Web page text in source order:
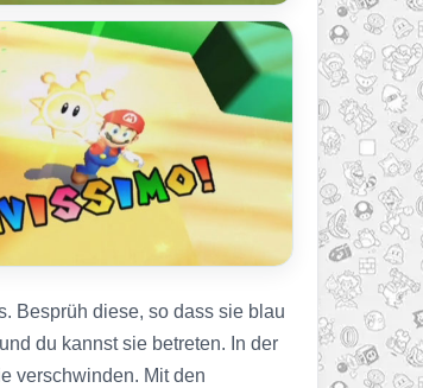
Besprüh diese, so dass sie blau
du kannst sie betreten. In der
verschwinden. Mit den